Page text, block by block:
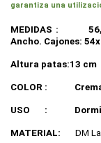
garantiza una
MEDIDAS :
Ancho. Cajones:
Altura patas:13 cm
COLOR :
USO :
MATERIAL: DM